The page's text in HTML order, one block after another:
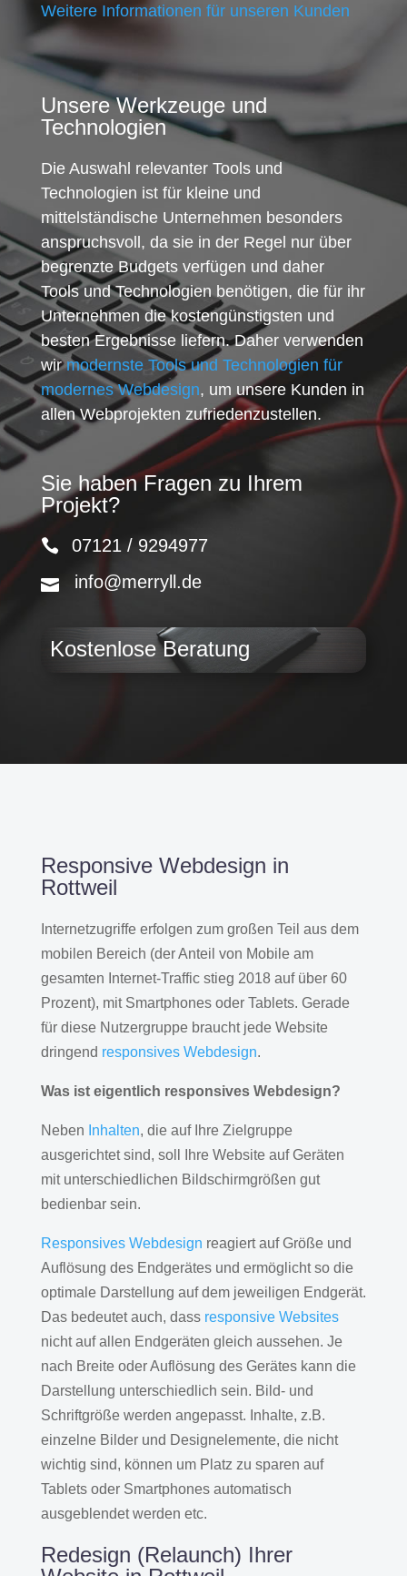
Weitere Informationen für unseren Kunden
Unsere Werkzeuge und
Technologien
Die Auswahl relevanter Tools und
Technologien ist für kleine und
mittelständische Unternehmen besonders
anspruchsvoll, da sie in der Regel nur über
begrenzte Budgets verfügen und daher
Tools und Technologien benötigen, die für ihr
Unternehmen die kostengünstigsten und
besten Ergebnisse liefern. Daher verwenden
wirmodernste Tools und Technologien für
modernes Webdesign, um unsere Kunden in
allen Webprojekten zufriedenzustellen.
Sie haben Fragen zu Ihrem
Projekt?
07121 / 9294977
info@merryll.de
Kostenlose Beratung
Responsive Webdesign in
Rottweil
Internetzugriffe erfolgen zum großen Teil aus dem
mobilen Bereich (der Anteil von Mobile am
gesamten Internet-Traffic stieg 2018 auf über 60
Prozent), mit Smartphones oder Tablets. Gerade
für diese Nutzergruppe braucht jede Website
dringend responsives Webdesign.
Was ist eigentlich responsives Webdesign?
Neben Inhalten, die auf Ihre Zielgruppe
ausgerichtet sind, soll Ihre Website auf Geräten
mit unterschiedlichen Bildschirmgrößen gut
bedienbar sein.
Responsives Webdesign reagiert auf Größe und
Auflösung des Endgerätes und ermöglicht so die
optimale Darstellung auf dem jeweiligen Endgerät.
Das bedeutet auch, dass responsive Websites
nicht auf allen Endgeräten gleich aussehen. Je
nach Breite oder Auflösung des Gerätes kann die
Darstellung unterschiedlich sein. Bild- und
Schriftgröße werden angepasst. Inhalte, z.B.
einzelne Bilder und Designelemente, die nicht
wichtig sind, können um Platz zu sparen auf
Tablets oder Smartphones automatisch
ausgeblendet werden etc.
Redesign (Relaunch) Ihrer